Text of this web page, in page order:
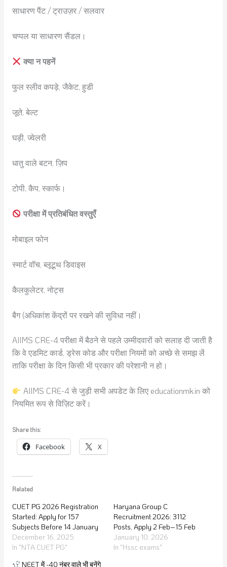
साधारण पैंट / ट्राउज़र / सलवार
चप्पल या साधारण सैंडल।
क्या न पहनें
फुल स्लीव कपड़े, जैकेट, हुडी
जूते, बेल्ट
घड़ी, ज्वेलरी
धातु वाले बटन, ज़िप
टोपी, कैप, स्कार्फ।
परीक्षा में प्रतिबंधित वस्तुएँ
मोबाइल फोन
स्मार्ट वॉच, ब्लूटूथ डिवाइस
कैलकुलेटर, नोट्स
बैग (अधिकांश केंद्रों पर रखने की सुविधा नहीं।
AIIMS CRE-4 परीक्षा में बैठने से पहले उम्मीदवारों को सलाह दी जाती है
कि वे एडमिट कार्ड, ड्रेस कोड और परीक्षा नियमों को अच्छे से समझ लें
ताकि परीक्षा के दिन किसी भी प्रकार की परेशानी न हो।
AIIMS CRE-4 से जुड़ी सभी अपडेट के लिए educationmk.in को
नियमित रूप से विज़िट करें।
Share this:
Facebook X
Related
CUET PG 2026 Registration
Started: Apply for 157
Subjects Before 14 January
December 16, 2025
In "NTA CUET PG"
Haryana Group C
Recruitment 2026: 3112
Posts, Apply 2 Feb–15 Feb
January 10, 2026
In "Hssc exams"
NEET में -40 नंबर वाले भी बनेंगे